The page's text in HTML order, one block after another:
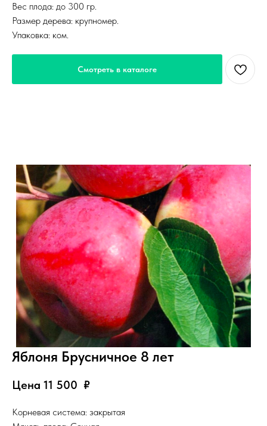
Вес плода: до 300 гр.
Размер дерева: крупномер.
Упаковка: ком.
Смотреть в каталоге
Яблоня Брусничное 8 лет
Цена 11 500 ₽
Корневая система: закрытая